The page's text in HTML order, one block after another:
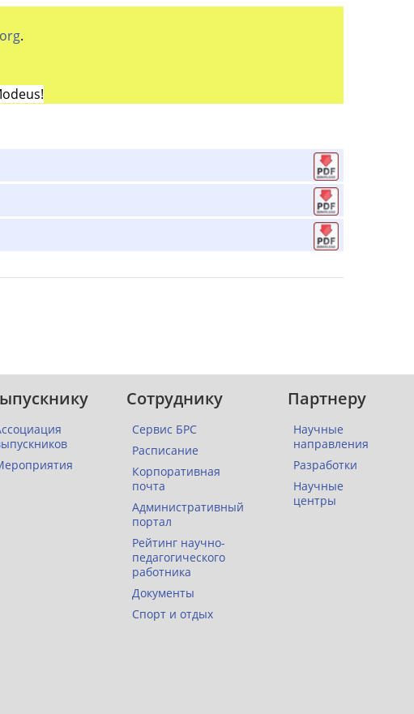
.
Сотруднику
Сервис БРС
Расписание
Корпоративная
почта
Административный
портал
Рейтинг научно-
педагогического
работника
Документы
Спорт и отдых
Партнеру
Научные
направления
Разработки
Научные
центры